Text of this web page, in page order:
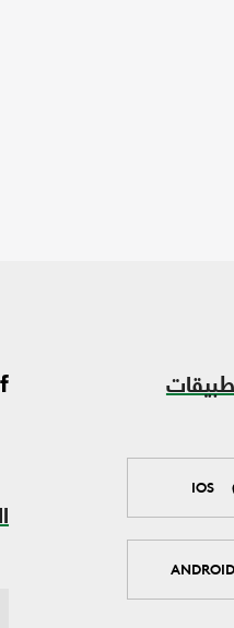
IOS
ANDROID